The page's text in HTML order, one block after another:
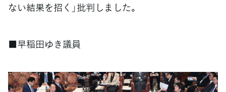
ない結果を招く」批判しました。
■早稲田ゆき議員